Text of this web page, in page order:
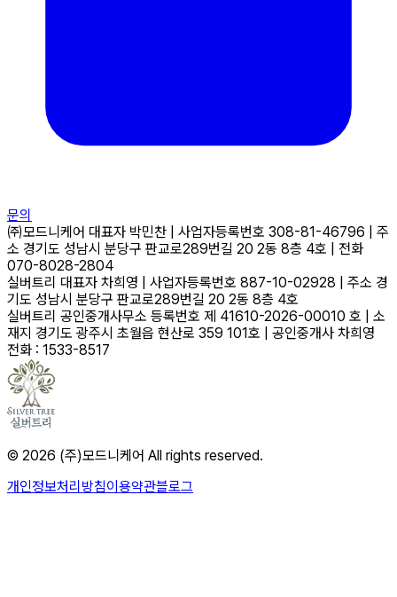
문의
㈜모드니케어 대표자 박민찬 사업자등록번호 308-81-46796
주
소 경기도 성남시 분당구 판교로289번길 20 2동 8층 4호
전화
070-8028-2804
실버트리 대표자 차희영 사업자등록번호 887-10-02928 주소 경
기도 성남시 분당구 판교로289번길 20 2동 8층 4호
실버트리 공인중개사무소 등록번호 제 41610-2026-00010 호
소
재지 경기도 광주시 초월읍 현산로 359 101호 공인중개사 차희영
전화 : 1533-8517
© 2026 (주)모드니케어 All rights reserved.
개인정보처리방침이용약관블로그